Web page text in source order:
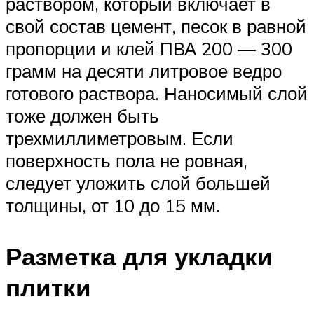
свой состав цемент, песок в равной
пропорции и клей ПВА 200 — 300
грамм на десяти литровое ведро
готового раствора. Наносимый слой
тоже должен быть
трехмиллиметровым. Если
поверхность пола не ровная,
следует уложить слой большей
толщины, от 10 до 15 мм.
Разметка для укладки
плитки